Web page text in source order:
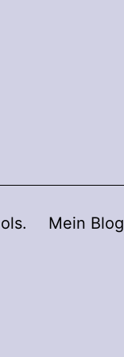
Mein Blog